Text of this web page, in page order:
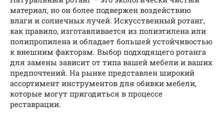
материал, но он более подвержен воздействию
влаги и солнечных лучей. Искусственный ротанг,
как правило, изготавливается из полиэтилена или
полипропилена и обладает большей устойчивостью
к внешним факторам. Выбор подходящего ротанга
для замены зависит от типа вашей мебели и ваших
предпочтений. На рынке представлен широкий
ассортимент инструментов для обивки мебели,
которые могут пригодиться в процессе
реставрации.